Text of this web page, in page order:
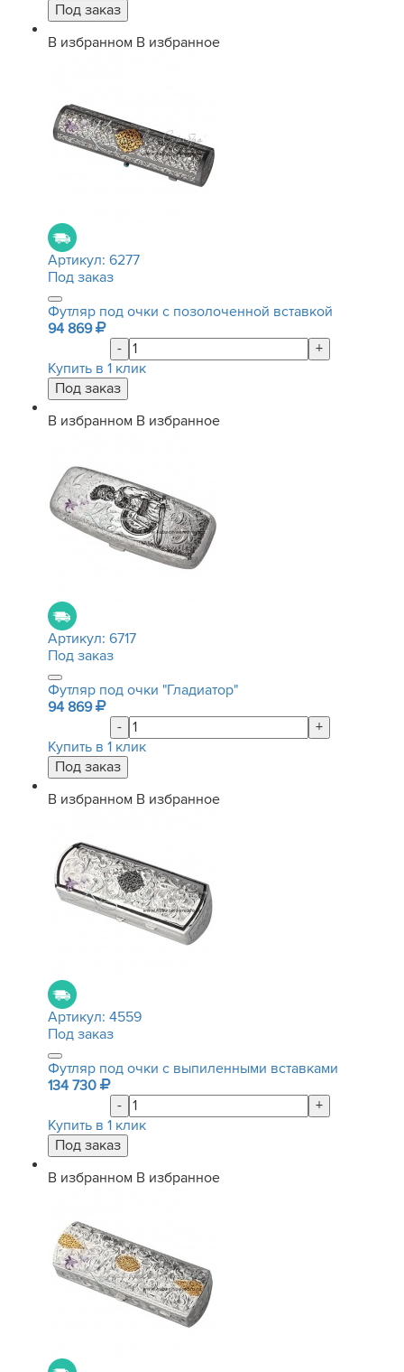
В избранном В избранное
Артикул: 6277
Под заказ
Футляр под очки с позолоченной вставкой
94 869
-
+
Купить в 1 клик
В избранном В избранное
Артикул: 6717
Под заказ
Футляр под очки "Гладиатор"
94 869
-
+
Купить в 1 клик
В избранном В избранное
Артикул: 4559
Под заказ
Футляр под очки с выпиленными вставками
134 730
-
+
Купить в 1 клик
В избранном В избранное